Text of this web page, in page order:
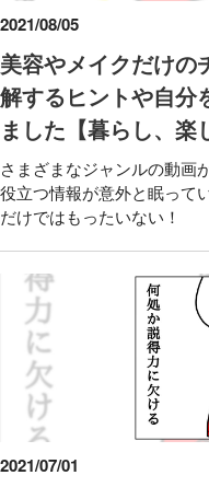
美容やメイクだけの
解するヒントや自分
ました【暮らし、楽
2021/08/05
さまざまなジャンルの動画
役立つ情報が意外と眠って
だけではもったいない！
2021/07/01